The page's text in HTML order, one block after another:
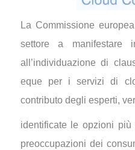
La Commissione
settore a manifestare
all’individuazione di
eque per i servizi di
contributo degli esperti,
identificate le opzioni
preoccupazioni dei